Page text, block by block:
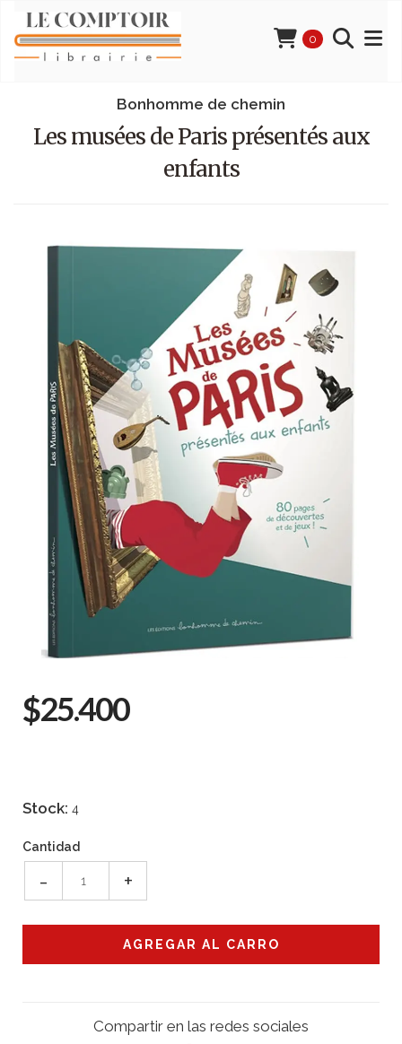
0
Bonhomme de chemin
Les musées de Paris présentés aux
enfants
$25.400
Stock: 4
Cantidad
- +
Compartir en las redes sociales